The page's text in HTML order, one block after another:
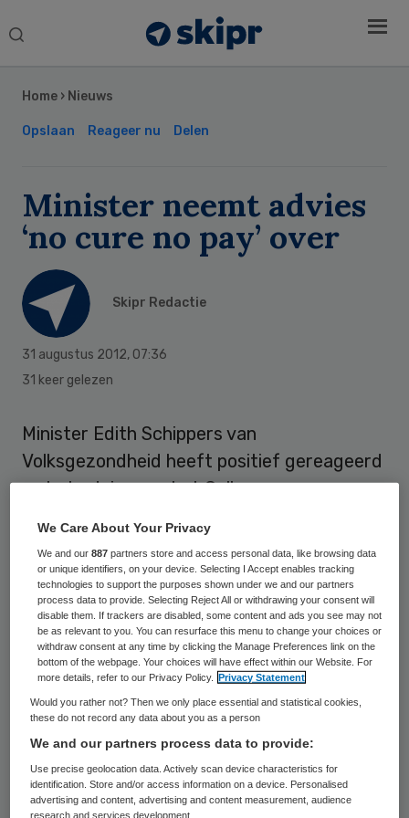
Search
Home › Nieuws
Opslaan Reageer nu Delen
Minister neemt advies
‘no cure no pay’ over
Skipr Redactie
31 augustus 2012, 07:36
31 keer gelezen
Minister Edith Schippers van
Volksgezondheid heeft positief gereageerd
op het advies van het College voor
Schippers zei donderdagavond tegen BNR
Nieuwsradio dat ze het advies overneemt.
No cure, no pay komt op het volgende neer:
heeft de patiënt baat bij een geneesmiddel,
dan vergoedt de zorgverzekeraar de
kosten. Heeft een medicijn geen effect, dan
gaat de rekening naar de fabrikant.
Bewijzen
Sidebar
We Care About Your Privacy
We and our887 partners store and access personal data, like browsing data
or unique identifiers, on your device. Selecting I Accept enables tracking
technologies to support the purposes shown under we and our partners
process data to provide. Selecting Reject All or withdrawing your consent will
disable them. If trackers are disabled, some content and ads you see may not
be as relevant to you. You can resurface this menu to change your choices or
withdraw consent at any time by clicking the Manage Preferences link on the
bottom of the webpage. Your choices will have effect within our Website. For
more details, refer to our Privacy Policy.
Privacy Statement
Would you rather not? Then we only place essential and statistical cookies,
these do not record any data about you as a person
We and our partners process data to provide:
Use precise geolocation data. Actively scan device characteristics for
identification. Store and/or access information on a device. Personalised
advertising and content, advertising and content measurement, audience
research and services development.